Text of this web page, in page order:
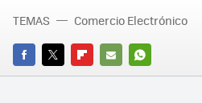
FACEBOOK
TWITTERFLIPBOARD
E-
WHATSAPP
TEMAS Comercio Electrónico